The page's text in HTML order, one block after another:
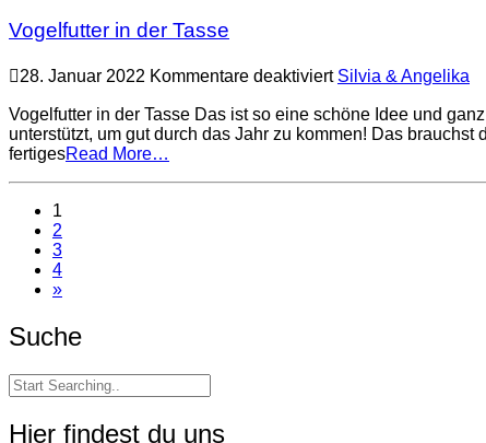
Vogelfutter in der Tasse
28. Januar 2022 Kommentare deaktiviertfür
in
der
Silvia & Angelika
Vogelfutter in der Tasse Das ist so eine schöne Idee und
unterstützt, um gut durch das Jahr zu kommen! Das
fertigesRead More…
1
2
3
4
»
Suche
Hier findest du uns